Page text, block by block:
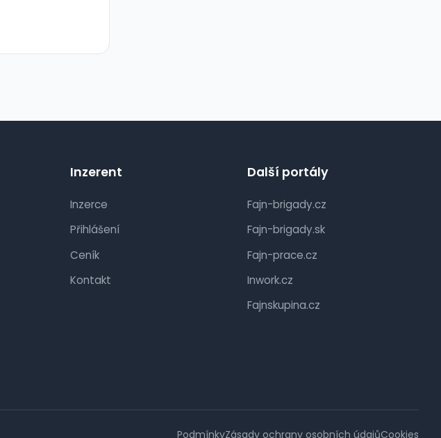
Inzerent
Inzerce
Přihlášení
Ceník
Kontakt
Další portály
Fajn-brigady.cz
Fajn-brigady.sk
Fajn-prace.cz
Inwork.cz
Fajnskupina.cz
PodmínkyZásady ochrany osobních údajůCookies